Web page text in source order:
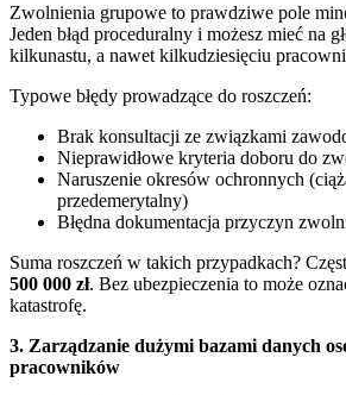
Zwolnienia grupowe to prawdziwe pole
Jeden błąd proceduralny i możesz mieć na
kilkunastu, a nawet kilkudziesięciu
Typowe błędy prowadzące do roszczeń:
Brak konsultacji ze związkami
Nieprawidłowe kryteria doboru do
Naruszenie okresów ochronnych
przedemerytalny)
Błędna dokumentacja przyczyn
Suma roszczeń w takich przypadkach?
500 000 zł. Bez ubezpieczenia to może
katastrofę.
3. Zarządzanie dużymi bazami danych
pracowników